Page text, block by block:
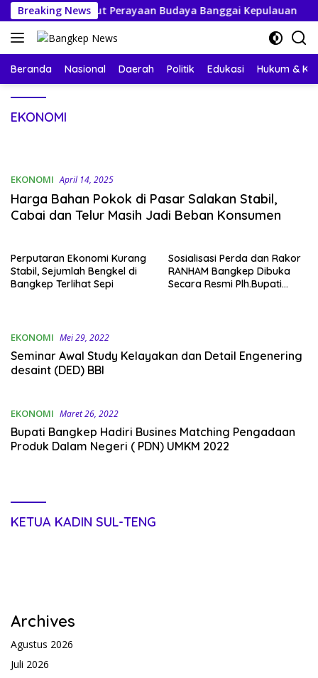
Langsung
ke
konten
Breaking News
Sambut Perayaan Budaya Banggai Kepulauan
Beranda Nasional Daerah Politik Edukasi Hukum &
EKONOMI
EKONOMI April 14, 2025
Harga Bahan Pokok di Pasar Salakan Stabil,
Cabai dan Telur Masih Jadi Beban Konsumen
Perputaran Ekonomi Kurang
Stabil, Sejumlah Bengkel di
Bangkep Terlihat Sepi
Sosialisasi Perda dan Rakor
RANHAM Bangkep Dibuka
Secara Resmi Plh.Bupati
EKONOMI Mei 29, 2022
Seminar Awal Study Kelayakan dan Detail Engenering
desaint (DED) BBI
EKONOMI Maret 26, 2022
Bupati Bangkep Hadiri Busines Matching Pengadaan
Produk Dalam Negeri ( PDN) UMKM 2022
KETUA KADIN SUL-TENG
Archives
Agustus 2026
Juli 2026